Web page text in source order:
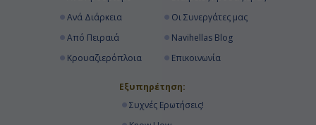
Ανά Διάρκεια
Από Πειραιά
Κρουαζιερόπλοια
Οι Συνεργάτες μας
Navihellas Blog
Επικοινωνία
Εξυπηρέτηση:
Συχνές Ερωτήσεις!